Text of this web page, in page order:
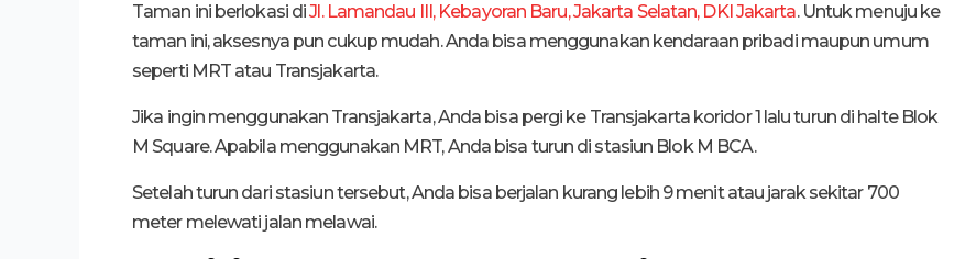
Taman ini berlokasi diJl. Lamandau III, Kebayoran Baru, Jakarta Selatan, DKI Jakarta. Untuk menuju ke
taman ini, aksesnya pun cukup mudah. Anda bisa menggunakan kendaraan pribadi maupun umum
seperti MRT atau Transjakarta.
Jika ingin menggunakan Transjakarta, Anda bisa pergi ke Transjakarta koridor 1 lalu turun di halte Blok
M Square. Apabila menggunakan MRT, Anda bisa turun di stasiun Blok M BCA.
Setelah turun dari stasiun tersebut, Anda bisa berjalan kurang lebih 9 menit atau jarak sekitar 700
meter melewati jalan melawai.